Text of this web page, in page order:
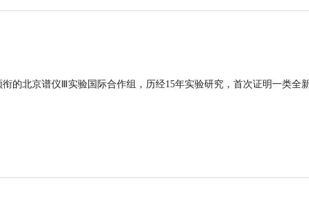
的北京谱仪Ⅲ实验国际合作组，历经15年实验研究，首次证明一类全